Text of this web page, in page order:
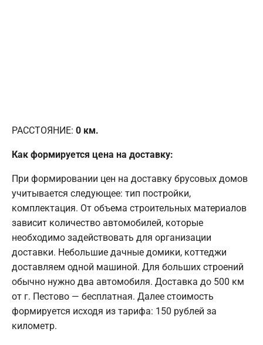
РАССТОЯНИЕ: 0 км.
Как формируется цена на доставку:
При формировании цен на доставку брусовых домов
учитывается следующее: тип постройки,
комплектация. От объема строительных материалов
зависит количество автомобилей, которые
необходимо задействовать для организации
доставки. Небольшие дачные домики, коттеджи
доставляем одной машиной. Для больших строений
обычно нужно два автомобиля. Доставка до 500 км
от г. Пестово — бесплатная. Далее стоимость
формируется исходя из тарифа: 150 рублей за
километр.